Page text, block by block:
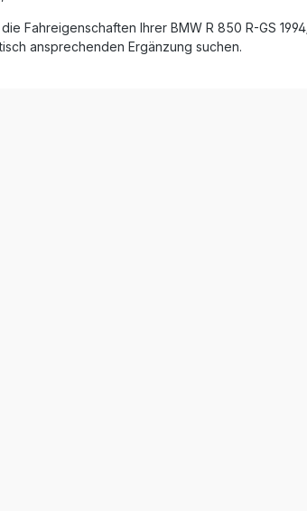
anpassen – von sportlich
dezent. Gefertigt aus
die Fahreigenschaften Ihrer BMW R 850 R-GS
ansprechenden Ergänzung suchen.